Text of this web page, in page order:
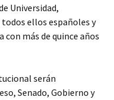
Universidad,
ellos españoles y
más de quince años
serán
Senado, Gobierno y